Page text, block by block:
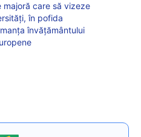
majoră care să vizeze
în pofida
învățământului